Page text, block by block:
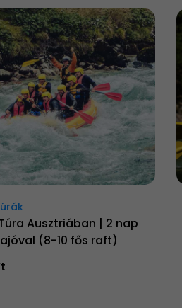
Ausztriában | 2 nap
(8-10 fős raft)